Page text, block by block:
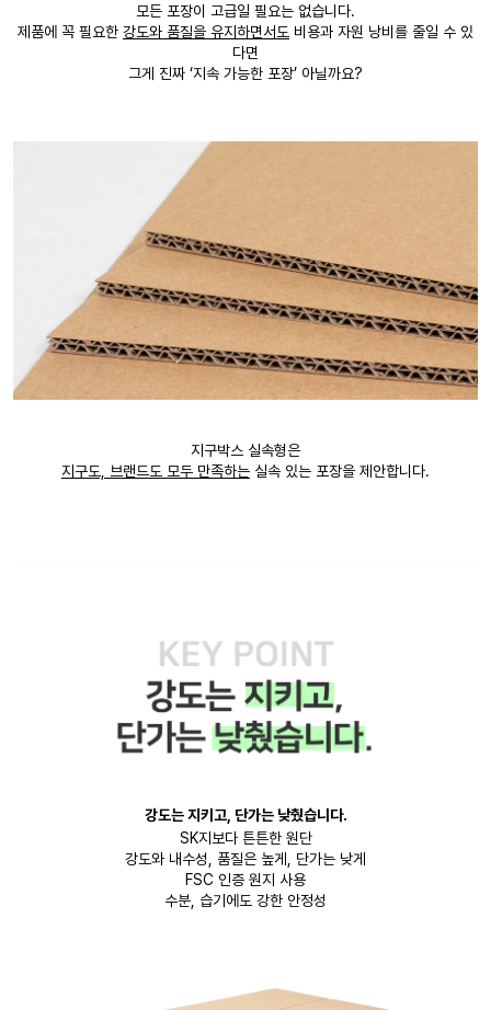
모든 포장이 고급일 필요는 없습니다.
제품에 꼭 필요한 강도와 품질을 유지하면서도 비용과 자원 낭비를 줄일 수 있
다면
그게 진짜 ‘지속 가능한 포장’ 아닐까요?
지구박스 실속형은
지구도, 브랜드도 모두 만족하는 실속 있는 포장을 제안합니다.
강도는 지키고, 단가는 낮췄습니다.
SK지보다 튼튼한 원단
강도와 내수성, 품질은 높게, 단가는 낮게
FSC 인증 원지 사용
수분, 습기에도 강한 안정성